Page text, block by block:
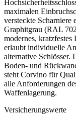
maximalen
versteckte Scharniere
Graphitgrau (RAL
modernes,
erlaubt individuelle
alternative Schlösser.
Boden- und
steht Corvino für
alle Anforderungen
Waffenlagerung.
Versicherungswerte